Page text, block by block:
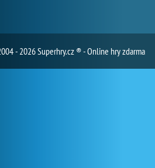
- 2026 Superhry.cz ® - Online hry zdarma